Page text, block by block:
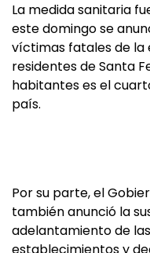
La medida sanitaria
este domingo se
víctimas fatales de la
residentes de Santa
habitantes es el
país.
Por su parte, el
también anunció la
adelantamiento de